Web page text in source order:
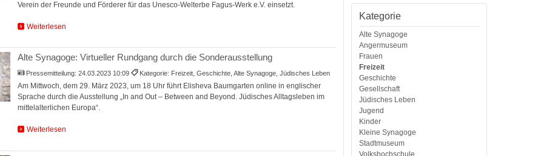
Verein der Freunde und Förderer für das Unesco-Welterbe Fagus-Werk e.V. einsetzt.
Weiterlesen
Alte Synagoge: Virtueller Rundgang durch die Sonderausstellung
Pressemitteilung:24.03.2023 10:09 Kategorie: Freizeit, Geschichte, Alte Synagoge, Jüdisches Leben
Am Mittwoch, dem 29. März 2023, um 18 Uhr führt Elisheva Baumgarten online in englischer
Sprache durch die Ausstellung „In and Out – Between and Beyond. Jüdisches Alltagsleben im
mittelalterlichen Europa“.
Weiterlesen
Kategorie
Alte Synagoge
Angermuseum
Frauen
Freizeit
Geschichte
Gesellschaft
Jüdisches Leben
Jugend
Kinder
Kleine Synagoge
Stadtmuseum
Volkshochschule